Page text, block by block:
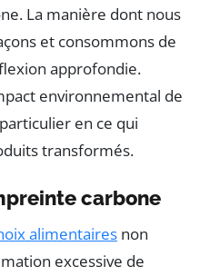
La manière dont nous
et consommons de
approfondie.
environnemental de
en ce qui
transformés.
carbone
alimentaires non
excessive de